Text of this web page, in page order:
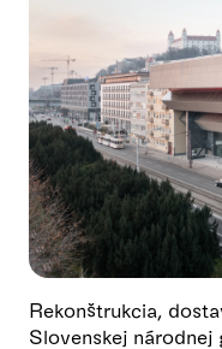
Rekonštrukcia,
Slovenskej